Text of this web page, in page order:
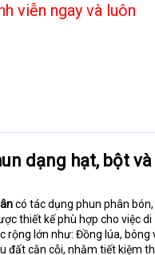
viễn ngay và luôn
dạng hạt, bột và
có tác dụng phun phân
thiết kế phù hợp cho việc di
rộng lớn như: Đồng lúa, bông
đất cằn cỗi, nhằm tiết kiệm